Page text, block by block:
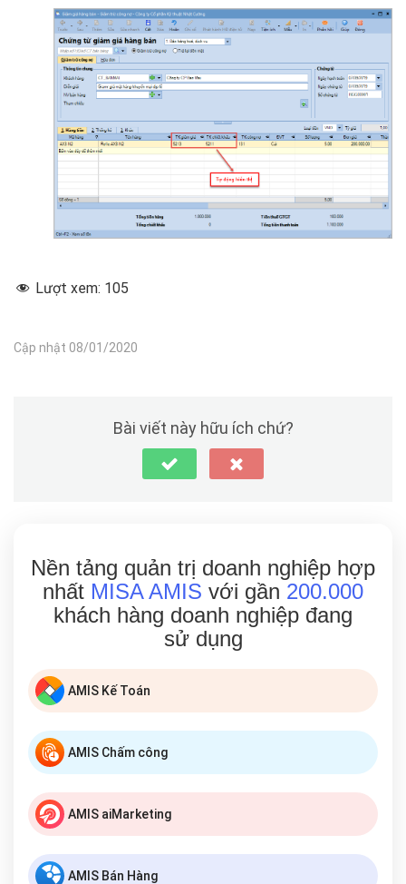
Lượt xem: 105
Cập nhật 08/01/2020
Bài viết này hữu ích chứ?
Nền tảng quản trị doanh nghiệp hợp
nhất MISA AMIS với gần 200.000
khách hàng doanh nghiệp đang
sử dụng
AMIS Kế Toán
AMIS Chấm công
AMIS aiMarketing
AMIS Bán Hàng